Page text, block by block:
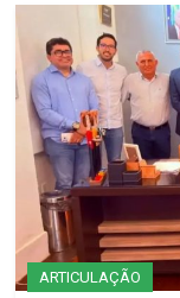
ARTICULAÇÃO